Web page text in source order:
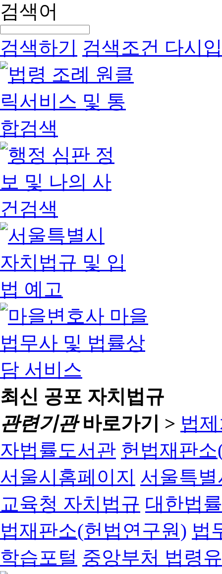
검색어
검색하기 검색조건 다시
최신 공포 자치법규
관련기관바로가기 > 법
자법률도서관 헌법재판
서울시홈페이지 서울특
교육청 자치법규 대한법
법재판소(헌법연구원) 법
학습포털 중앙부처 법령